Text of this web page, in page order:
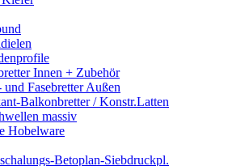
Innen + Zubehör
Fasebretter Außen
Balkonbretter / Konstr.Latten
massiv
Hobelware
Betoplan-Siebdruckpl.